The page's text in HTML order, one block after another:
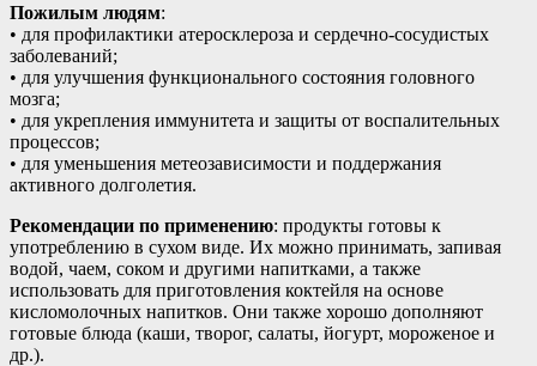
Пожилым людям:
• для профилактики атеросклероза и сердечно-сосудистых
заболеваний;
• для улучшения функционального состояния головного
мозга;
• для укрепления иммунитета и защиты от воспалительных
процессов;
• для уменьшения метеозависимости и поддержания
активного долголетия.
Рекомендации по применению: продукты готовы к
употреблению в сухом виде. Их можно принимать, запивая
водой, чаем, соком и другими напитками, а также
использовать для приготовления коктейля на основе
кисломолочных напитков. Они также хорошо дополняют
готовые блюда (каши, творог, салаты, йогурт, мороженое и
др.).